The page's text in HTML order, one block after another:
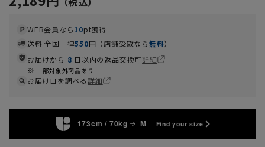
WEB会員なら10pt獲得
送料 全国一律550円（店舗受取なら無料）
お届けから 8 日以内の返品交換可詳細
一部対象外商品あり
お届け日を調べる詳細
173cm / 70kg M Find your size